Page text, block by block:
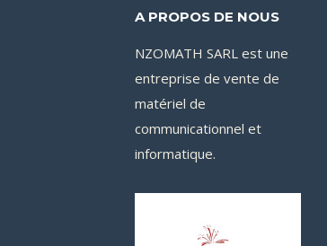
A PROPOS DE NOUS
NZOMATH SARL est une
entreprise de vente de
matériel de
communicationnel et
informatique.